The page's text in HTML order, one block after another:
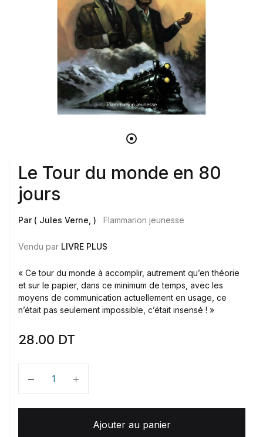
Le Tour du monde en 80
jours
Par ( Jules Verne, ) Flammarion jeunesse
Vendu par LIVRE PLUS
« Ce tour du monde à accomplir, autrement qu’en théorie
et sur le papier, dans ce minimum de temps, avec les
moyens de communication actuellement en usage, ce
n’était pas seulement impossible, c’était insensé ! »
28.00 DT
Quantité
Ajouter au panier